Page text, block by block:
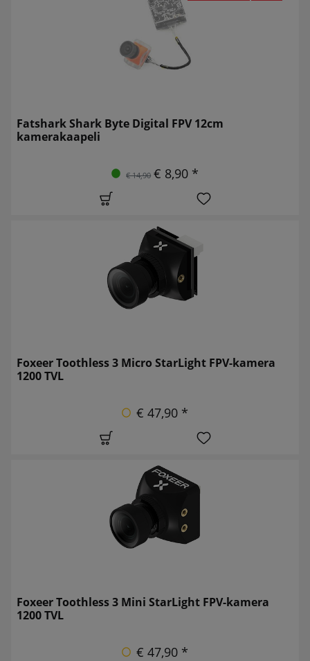
Fatshark Shark Byte Digital FPV 12cm
kamerakaapeli
€ 14,90 € 8,90 *
Foxeer Toothless 3 Micro StarLight FPV-kamera
1200 TVL
€ 47,90 *
Foxeer Toothless 3 Mini StarLight FPV-kamera
1200 TVL
€ 47,90 *